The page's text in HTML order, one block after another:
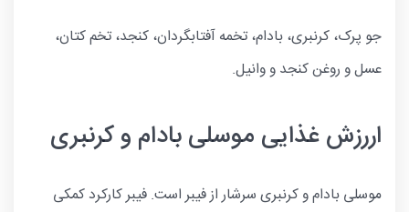
جو پرک، کرنبری، بادام، تخمه آفتابگردان، کنجد، تخم کتان،
عسل و روغن کنجد و وانیل.
اررزش غذایی موسلی بادام و کرنبری
موسلی بادام و کرنبری سرشار از فیبر است. فیبر کارکرد کمکی